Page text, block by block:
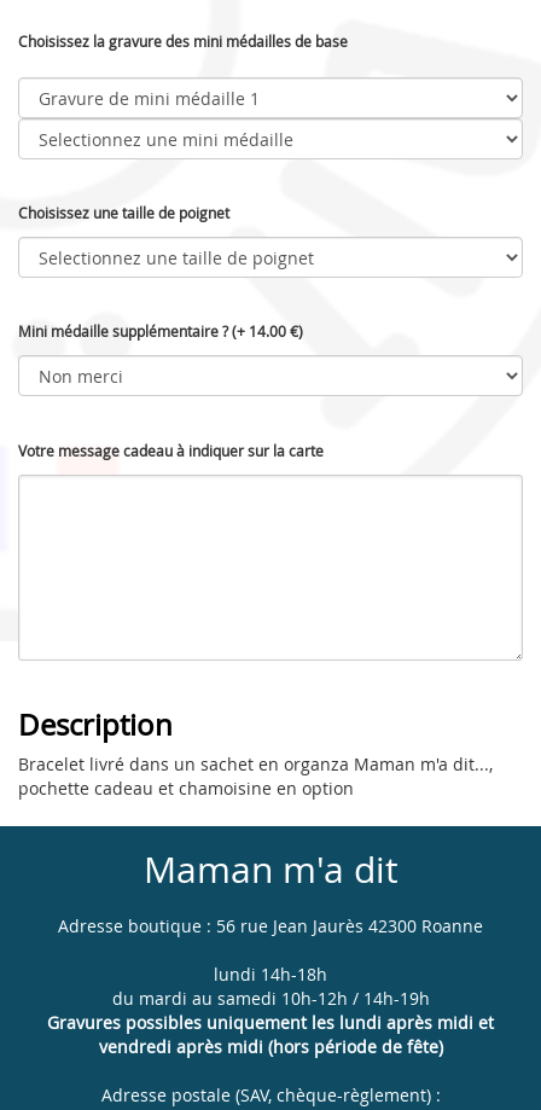
Choisissez la gravure des mini médailles de base
Choisissez une taille de poignet
Mini médaille supplémentaire ? (+ 14.00 €)
Votre message cadeau à indiquer sur la carte
Description
Bracelet livré dans un sachet en organza Maman m'a dit...,
pochette cadeau et chamoisine en option
Maman m'a dit
Adresse boutique : 56 rue Jean Jaurès 42300 Roanne
lundi 14h-18h
du mardi au samedi 10h-12h / 14h-19h
Gravures possibles uniquement les lundi après midi et
vendredi après midi (hors période de fête)
Adresse postale (SAV, chèque-règlement) :